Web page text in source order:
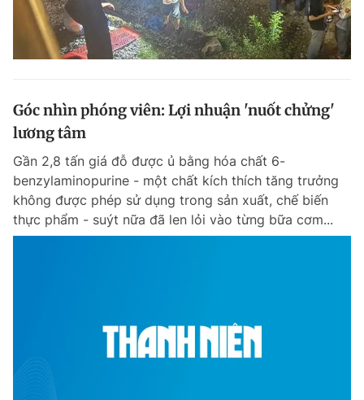
Góc nhìn phóng viên: Lợi nhuận 'nuốt chửng'
lương tâm
Gần 2,8 tấn giá đỗ được ủ bằng hóa chất 6-
benzylaminopurine - một chất kích thích tăng trưởng
không được phép sử dụng trong sản xuất, chế biến
thực phẩm - suýt nữa đã len lỏi vào từng bữa cơm...